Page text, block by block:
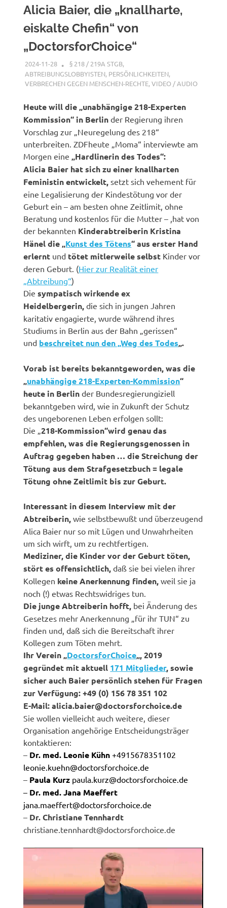
Alicia Baier, die „knallharte,
eiskalte Chefin“ von
„DoctorsforChoice“
2024-11-28 XX
§ 218 / 219A STGB,
ABTREIBUNGSLOBBYISTEN, PERSÖNLICHKEITEN,
VERBRECHEN GEGEN MENSCHEN-RECHTE,VIDEO / AUDIO
Heute will die „unabhängige 218-Experten
Kommission“ in Berlin der Regierung ihren
Vorschlag zur „Neuregelung des 218“
unterbreiten. ZDFheute „Moma“ interviewte am
Morgen eine „Hardlinerin des Todes“:
Alicia Baier hat sich zu einer knallharten
Feministin entwickelt, setzt sich vehement für
eine Legalisierung der Kindestötung vor der
Geburt ein – am besten ohne Zeitlimit, ohne
Beratung und kostenlos für die Mutter – ,hat von
der bekannten Kinderabtreiberin Kristina
Hänel die „Kunst des Tötens“ aus erster Hand
erlernt und tötet mitlerweile selbst Kinder vor
deren Geburt. (Hier zur Realität einer
„Abtreibung“)
Die sympatisch wirkende ex
Heidelbergerin, die sich in jungen Jahren
karitativ engagierte, wurde während ihres
Studiums in Berlin aus der Bahn „gerissen“
und beschreitet nun den „Weg des Todes„.
Vorab ist bereits bekanntgeworden, was die
„unabhängige 218-Experten-Kommission“
heute in Berlin der Bundesregierungiziell
bekanntgeben wird, wie in Zukunft der Schutz
des ungeborenen Leben erfolgen sollt:
Die „218-Kommission“wird genau das
empfehlen, was die Regierungsgenossen in
Auftrag gegeben haben … die Streichung der
Tötung aus dem Strafgesetzbuch = legale
Tötung ohne Zeitlimit bis zur Geburt.
Interessant in diesem Interview mit der
Abtreiberin, wie selbstbewußt und überzeugend
Alica Baier nur so mit Lügen und Unwahrheiten
um sich wirft, um zu rechtfertigen.
Mediziner, die Kinder vor der Geburt töten,
stört es offensichtlich, daß sie bei vielen ihrer
Kollegen keine Anerkennung finden, weil sie ja
noch (!) etwas Rechtswidriges tun.
Die junge Abtreiberin hofft, bei Änderung des
Gesetzes mehr Anerkennung „für ihr TUN“ zu
finden und, daß sich die Bereitschaft ihrer
Kollegen zum Töten mehrt.
Ihr Verein „DoctorsforChoice„, 2019
gegründet mit aktuell 171 Mitglieder, sowie
sicher auch Baier persönlich stehen für Fragen
zur Verfügung: +49 (0) 156 78 351 102
E-Mail: alicia.baier@doctorsforchoice.de
Sie wollen vielleicht auch weitere, dieser
Organisation angehörige Entscheidungsträger
kontaktieren:
– Dr. med. Leonie Kühn +4915678351102
leonie.kuehn@doctorsforchoice.de
– Paula Kurz paula.kurz@doctorsforchoice.de
– Dr. med. Jana Maeffert
jana.maeffert@doctorsforchoice.de
– Dr. Christiane Tennhardt
christiane.tennhardt@doctorsforchoice.de